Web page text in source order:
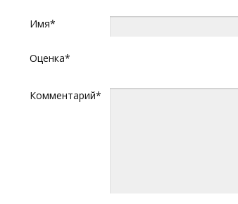
Имя*
Оценка*
Комментарий*